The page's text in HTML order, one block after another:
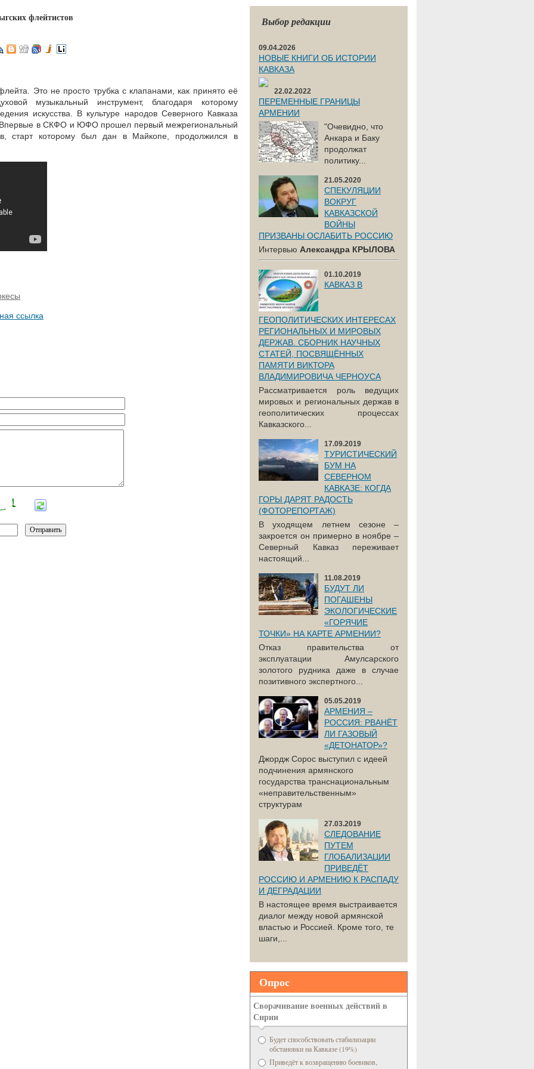
флейтистов
Это не просто трубка с клапанами, как принято её
музыкальный инструмент, благодаря которому
искусства. В культуре народов Северного Кавказа
Впервые в СКФО и ЮФО прошел первый межрегиональный
старт которому был дан в Майкопе, продолжился в
ссылка
Выбор редакции
09.04.2026
НОВЫЕ КНИГИ ОБ ИСТОРИИ
КАВКАЗА
22.02.2022
ПЕРЕМЕННЫЕ ГРАНИЦЫ
АРМЕНИИ
"Очевидно, что
Анкара и Баку
продолжат
политику...
21.05.2020
СПЕКУЛЯЦИИ
ВОКРУГ
КАВКАЗСКОЙ
ВОЙНЫ
ПРИЗВАНЫ ОСЛАБИТЬ РОССИЮ
Интервью Александра КРЫЛОВА
01.10.2019
КАВКАЗ В
ГЕОПОЛИТИЧЕСКИХ ИНТЕРЕСАХ
РЕГИОНАЛЬНЫХ И МИРОВЫХ
ДЕРЖАВ. СБОРНИК НАУЧНЫХ
СТАТЕЙ, ПОСВЯЩЁННЫХ
ПАМЯТИ ВИКТОРА
ВЛАДИМИРОВИЧА ЧЕРНОУСА
Рассматривается роль ведущих
мировых и региональных держав в
геополитических процессах
Кавказского...
17.09.2019
ТУРИСТИЧЕСКИЙ
БУМ НА
СЕВЕРНОМ
КАВКАЗЕ: КОГДА
ГОРЫ ДАРЯТ РАДОСТЬ
(ФОТОРЕПОРТАЖ)
В уходящем летнем сезоне –
закроется он примерно в ноябре –
Северный Кавказ переживает
настоящий...
11.08.2019
БУДУТ ЛИ
ПОГАШЕНЫ
ЭКОЛОГИЧЕСКИЕ
«ГОРЯЧИЕ
ТОЧКИ» НА КАРТЕ АРМЕНИИ?
Отказ правительства от
эксплуатации Амулсарского
золотого рудника даже в случае
позитивного экспертного...
05.05.2019
АРМЕНИЯ –
РОССИЯ: РВАНЁТ
ЛИ ГАЗОВЫЙ
«ДЕТОНАТОР»?
Джордж Сорос выступил с идеей
подчинения армянского
государства транснациональным
«неправительственным»
структурам
27.03.2019
СЛЕДОВАНИЕ
ПУТЕМ
ГЛОБАЛИЗАЦИИ
ПРИВЕДЁТ
РОССИЮ И АРМЕНИЮ К РАСПАДУ
И ДЕГРАДАЦИИ
В настоящее время выстраивается
диалог между новой армянской
властью и Россией. Кроме того, те
шаги,...
Опрос
Сворачивание военных действий в
Сирии
Будет способствовать стабилизации
обстановки на Кавказе (19%)
Приведёт к возвращению боевиков,